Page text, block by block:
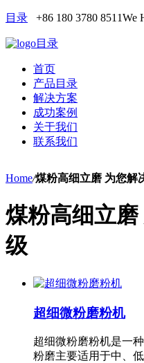
目录 +86 180 3780 8511We
目录
首页
产品目录
解决方案
成功案例
关于我们
联系我们
Home/煤粉高细立磨 为您解
煤粉高细立
级
超细微粉磨粉机
超细微粉磨粉机是一
粉磨主要适用于中、